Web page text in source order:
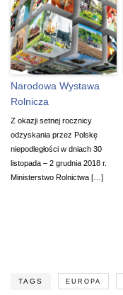
Narodowa Wystawa
Rolnicza
Z okazji setnej rocznicy
odzyskania przez Polskę
niepodległości w dniach 30
listopada – 2 grudnia 2018 r.
Ministerstwo Rolnictwa […]
TAGS EUROPA